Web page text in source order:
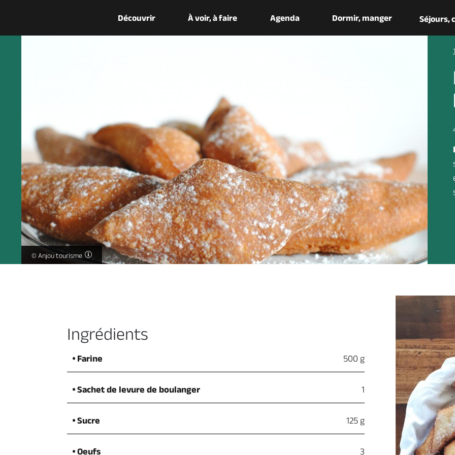
Découvrir À voir, à faire Agenda Dormir, manger Séjours,
Recette des bottereaux -
© Anjou tourisme
Ingrédients
Farine 500 g
Sachet de levure de boulanger 1
Sucre 125 g
Oeufs 3